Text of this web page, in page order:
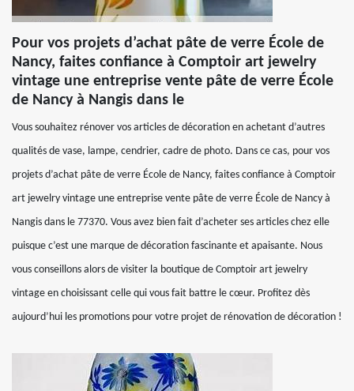
Pour vos projets d’achat pâte de verre École de
Nancy, faites confiance à Comptoir art jewelry
vintage une entreprise vente pâte de verre École
de Nancy à Nangis dans le
Vous souhaitez rénover vos articles de décoration en achetant d’autres
qualités de vase, lampe, cendrier, cadre de photo. Dans ce cas, pour vos
projets d’achat pâte de verre École de Nancy, faites confiance à Comptoir
art jewelry vintage une entreprise vente pâte de verre École de Nancy à
Nangis dans le 77370. Vous avez bien fait d’acheter ses articles chez elle
puisque c’est une marque de décoration fascinante et apaisante. Nous
vous conseillons alors de visiter la boutique de Comptoir art jewelry
vintage en choisissant celle qui vous fait battre le cœur. Profitez dès
aujourd’hui les promotions pour votre projet de rénovation de décoration !